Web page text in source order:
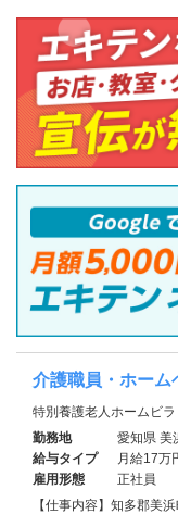
介護職員・ホーム
特別養護老人ホームビ
勤務地
愛知県 美
給与タイプ
月給17万
雇用形態
正社員
【仕事内容】知多郡美